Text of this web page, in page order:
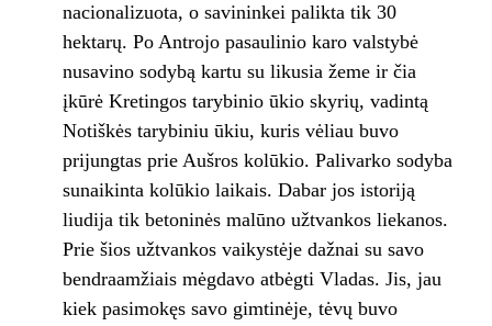
nacionalizuota, o savininkei palikta tik 30
hektarų. Po Antrojo pasaulinio karo valstybė
nusavino sodybą kartu su likusia žeme ir čia
įkūrė Kretingos tarybinio ūkio skyrių, vadintą
Notiškės tarybiniu ūkiu, kuris vėliau buvo
prijungtas prie Aušros kolūkio. Palivarko sodyba
sunaikinta kolūkio laikais. Dabar jos istoriją
liudija tik betoninės malūno užtvankos liekanos.
Prie šios užtvankos vaikystėje dažnai su savo
bendraamžiais mėgdavo atbėgti Vladas. Jis, jau
kiek pasimokęs savo gimtinėje, tėvų buvo